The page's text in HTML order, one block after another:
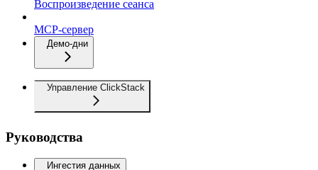
Воспроизведение сеанса
MCP-сервер
Демо-дни
Управление ClickStack
Руководства
Ингестия данных